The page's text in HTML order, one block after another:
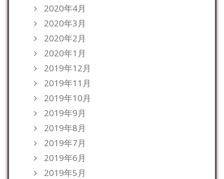
2020年4月
2020年3月
2020年2月
2020年1月
2019年12月
2019年11月
2019年10月
2019年9月
2019年8月
2019年7月
2019年6月
2019年5月